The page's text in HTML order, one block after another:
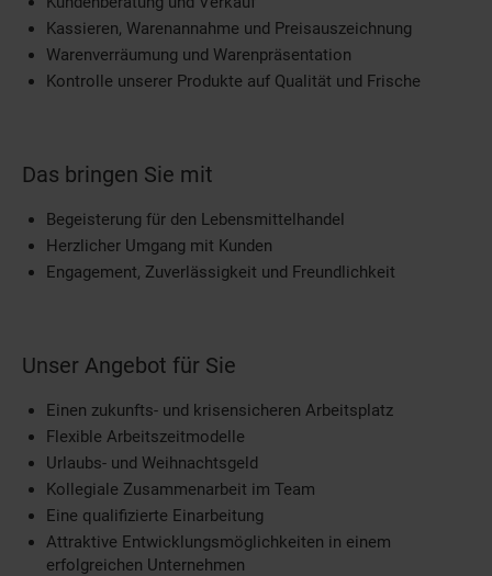
Kassieren, Warenannahme und Preisauszeichnung
Warenverräumung und Warenpräsentation
Kontrolle unserer Produkte auf Qualität und Frische
Das bringen Sie mit
Begeisterung für den Lebensmittelhandel
Herzlicher Umgang mit Kunden
Engagement, Zuverlässigkeit und Freundlichkeit
Unser Angebot für Sie
Einen zukunfts- und krisensicheren Arbeitsplatz
Flexible Arbeitszeitmodelle
Urlaubs- und Weihnachtsgeld
Kollegiale Zusammenarbeit im Team
Eine qualifizierte Einarbeitung
Attraktive Entwicklungsmöglichkeiten in einem
erfolgreichen Unternehmen